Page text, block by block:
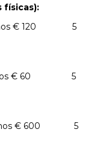
físicas):
anos € 120 5
3 anos € 60 5
anos € 600 5